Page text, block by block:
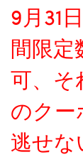
9月31
間限定
可、そ
のクー
逃せな